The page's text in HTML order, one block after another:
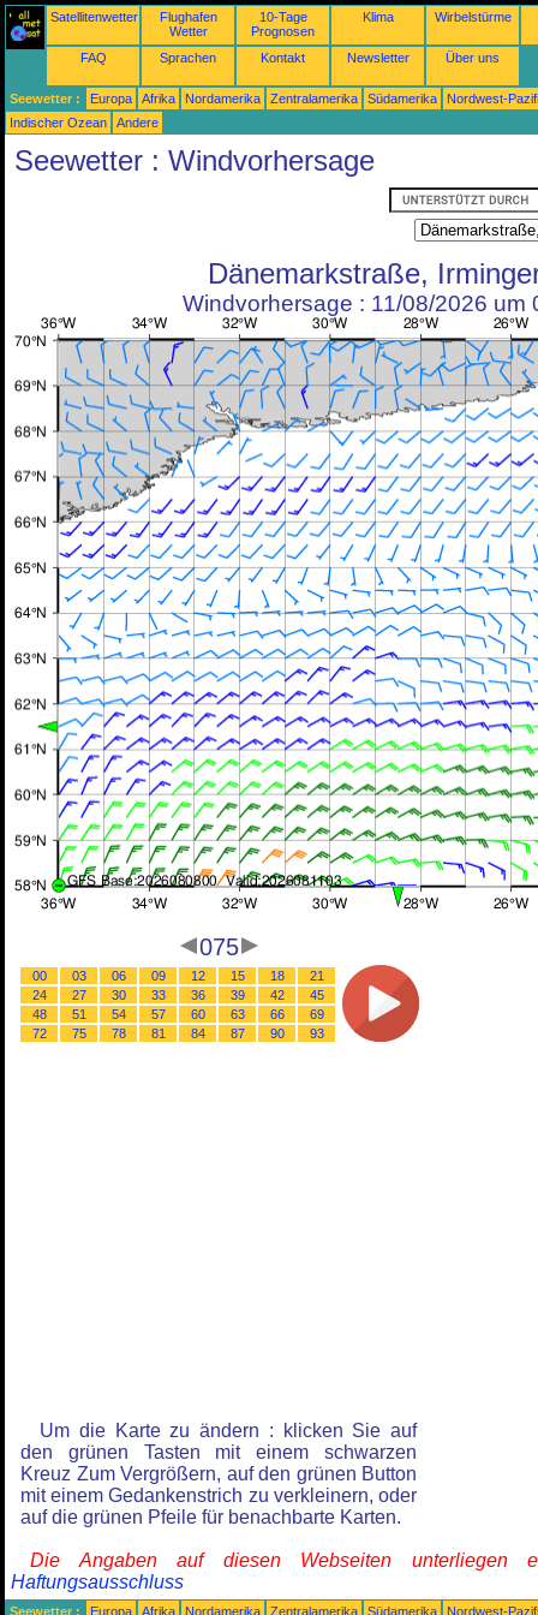
Satellitenwetter
Flughafen
Wetter
10-Tage
Prognosen
Klima Wirbelstürme
FAQ Sprachen Kontakt Newsletter Über uns
Seewetter : Europa Afrika Nordamerika Zentralamerika Südamerika
Nordwest-
Indischer Ozean
Andere
Seewetter : Windvorhersage
Dänemarkstraße,
Windvorhersage : 11/08/2026 um
075
00 03 06 09 12 15 18
21
24
27 30 33 36 39 42
45
48
51 54 57 60 63 66
69
72
75 78 81 84 87 90 93
Um die Karte zu ändern : klicken Sie auf
den grünen Tasten mit einem schwarzen
Kreuz Zum Vergrößern, auf den grünen Button
mit einem Gedankenstrich zu verkleinern, oder
auf die grünen Pfeile für benachbarte Karten.
Die Angaben auf diesen Webseiten unterliegen
Haftungsausschluss
Seewetter : Europa Afrika Nordamerika Zentralamerika Südamerika
Nordwest-